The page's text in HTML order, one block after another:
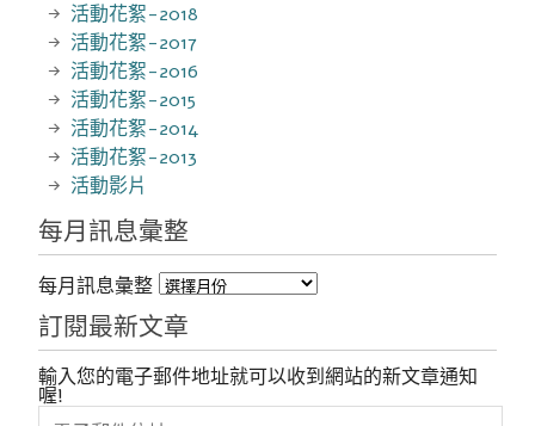
活動花絮-2018
活動花絮-2017
活動花絮-2016
活動花絮-2015
活動花絮-2014
活動花絮-2013
活動影片
每月訊息彙整
每月訊息彙整
訂閱最新文章
輸入您的電子郵件地址就可以收到網站的新文章通知
喔!
電